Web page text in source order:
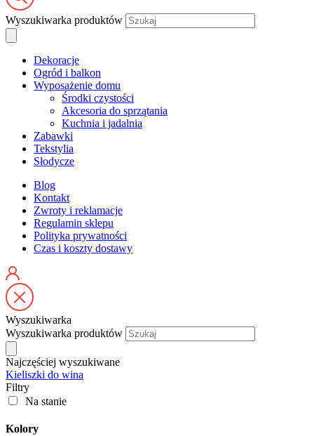
Wyszukiwarka produktów
Dekoracje
Ogród i balkon
Wyposażenie domu
Środki czystości
Akcesoria do sprzątania
Kuchnia i jadalnia
Zabawki
Tekstylia
Słodycze
Blog
Kontakt
Zwroty i reklamacje
Regulamin sklepu
Polityka prywatności
Czas i koszty dostawy
Wyszukiwarka
Wyszukiwarka produktów
Najczęściej wyszukiwane
Kieliszki do wina
Filtry
Na stanie
Kolory